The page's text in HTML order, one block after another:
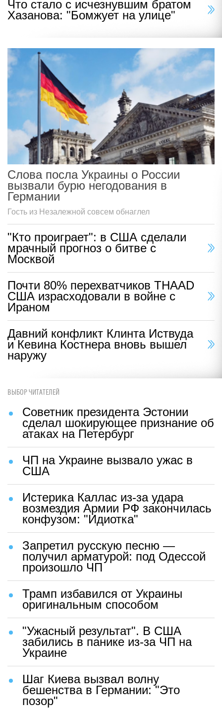
Что стало с исчезнувшим братом
Хазанова: "Бомжует на улице"
Слова посла Украины о России
вызвали бурю негодования в
Германии
Гость из Незалежной совсем обнаглел
"Кто проиграет": в США сделали
мрачный прогноз о битве с
Москвой
Почти 80% перехватчиков THAAD
США израсходовали в войне с
Ираном
Давний конфликт Клинта Иствуда
и Кевина Костнера вновь вышел
наружу
ВЫБОР ЧИТАТЕЛЕЙ
Советник президента Эстонии
сделал шокирующее признание об
атаках на Петербург
ЧП на Украине вызвало ужас в
США
Истерика Каллас из-за удара
возмездия Армии РФ закончилась
конфузом: "Идиотка"
Запретил русскую песню —
получил арматурой: под Одессой
произошло ЧП
Трамп избавился от Украины
оригинальным способом
"Ужасный результат". В США
забились в панике из-за ЧП на
Украине
Шаг Киева вызвал волну
бешенства в Германии: "Это
позор"